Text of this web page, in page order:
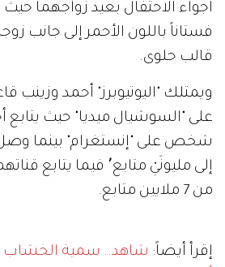
أجواء الاحتفال بعيد زواجهما
فستاناً باللون الأحمر إلى جانب
قالب حلوى.
ويمتلك "اليوتيوبرز" أحمد وزينب
شخص على "إنستغرام" بينما وصل
إلى مليونَيْ متابع٬ فيما
من 7 ملايين متابع.
إقرأ أيضاً: شاهد.. سمية الخشاب